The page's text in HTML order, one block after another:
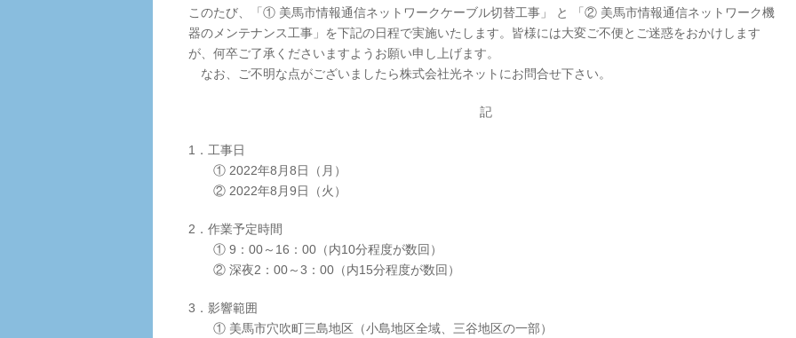
このたび、「① 美馬市情報通信ネットワークケーブル切替工事」 と 「② 美馬市情報通信ネットワーク機
器のメンテナンス工事」を下記の日程で実施いたします。皆様には大変ご不便とご迷惑をおかけします
が、何卒ご了承くださいますようお願い申し上げます。
なお、ご不明な点がございましたら株式会社光ネットにお問合せ下さい。
記
1．工事日
① 2022年8月8日（月）
② 2022年8月9日（火）
2．作業予定時間
① 9：00～16：00（内10分程度が数回）
② 深夜2：00～3：00（内15分程度が数回）
3．影響範囲
① 美馬市穴吹町三島地区（小島地区全域、三谷地区の一部）